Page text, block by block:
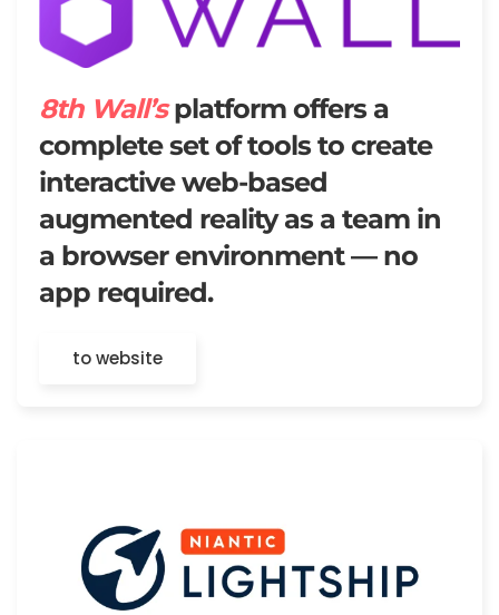
8th Wall’splatform offers a
complete set of tools to create
interactive web-based
augmented reality as a team in
a browser environment — no
app required.
to website